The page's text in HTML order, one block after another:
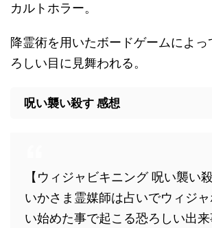
カルトホラー。
降霊術を用いたボードゲームによ
ろしい目に見舞われる。
呪い襲い殺す 感想
【ウィジャビキニング 呪い襲い殺
いかさま霊媒師は占いでウィジ
い始めた事で起こる恐ろしい出